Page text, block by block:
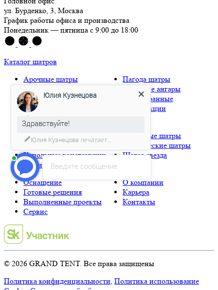
ул. Бурденко, 3, Москва
График работы офиса и производства
Понедельник — пятница с 9:00 до 18:00
Каталог шатров
Арочные шатры
Классические шатры
Мембранные шатры
Надувные шатры
Пагода шатры
Тентовые ангары
Шестигранные
конструкции
Глэмпинг
Каскадные шатры
Купольные конструкции
Мобильные шатры
Натяжные шатры
Сферические шатры
Шатер звезда
Оснащение
Готовые решения
Выполненные проекты
Сервис
О компании
Карьера
Контакты
© 2026 GRAND TENT. Все права защищены
Политика конфиденциальности Политика использование
Введите сообщение
Юлия Кузнецова
Здравствуйте!
Юлия Кузнецова печатает...